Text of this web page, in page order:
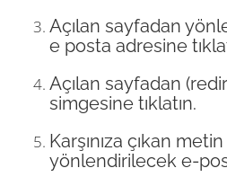
Açılan sayfadan
e posta adresine
Açılan sayfadan
simgesine tıklatın.
Karşınıza çıkan
yönlendirilecek e-